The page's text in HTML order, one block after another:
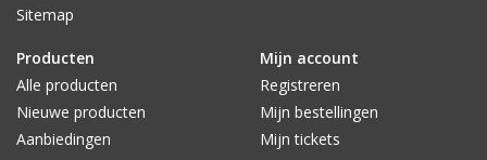
Sitemap
Producten
Alle producten
Nieuwe producten
Aanbiedingen
Mijn account
Registreren
Mijn bestellingen
Mijn tickets